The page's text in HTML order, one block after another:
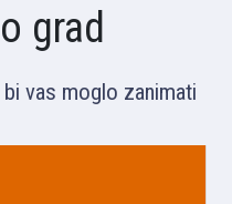
grad
vas moglo zanimati